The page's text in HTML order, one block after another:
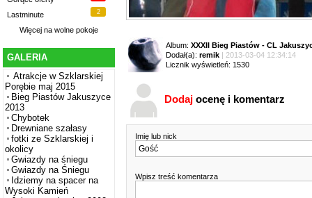
Lastminute 2
Więcej na wolne pokoje
GALERIA
Atrakcje w Szklarskiej
Porębie maj 2015
Bieg Piastów Jakuszyce
2013
Chybotek
Drewniane szałasy
fotki ze Szklarskiej i
okolicy
Gwiazdy na śniegu
Gwiazdy na Śniegu
Idziemy na spacer na
Wysoki Kamień
Album: XXXII Bieg Piastów - CL
Dodał(a): remik | 2013-03-04 12:34:14
Licznik wyświetleń: 1530
Dodaj ocenę i komentarz
Imię lub nick
Wpisz treść komentarza